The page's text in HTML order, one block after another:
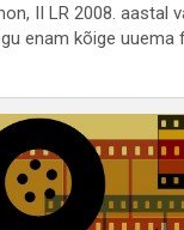
II LR 2008. aastal
enam kõige uuema